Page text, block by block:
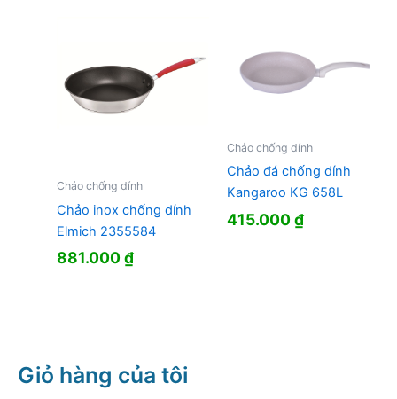
Chảo chống dính
Chảo inox chống dính
Elmich 2355584
881.000₫
Chảo chống dính
Chảo đá chống dính
Kangaroo KG 658L
415.000₫
Giỏ hàng của tôi